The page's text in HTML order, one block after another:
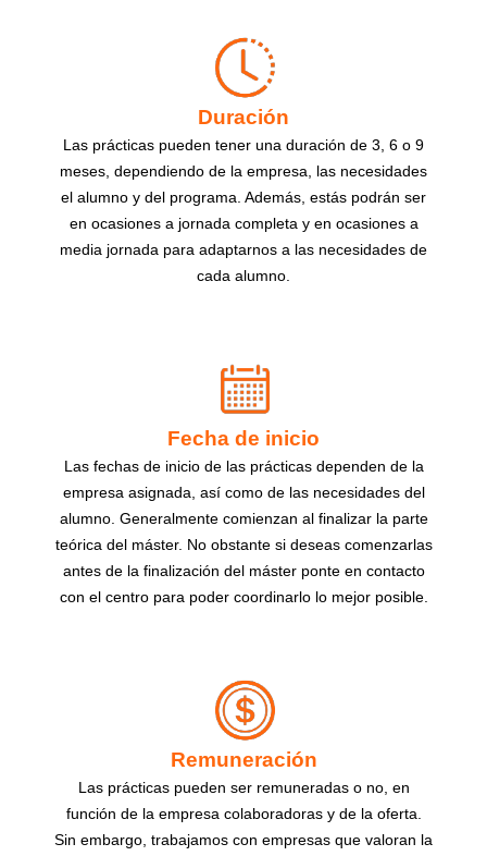
Duración
Las prácticas pueden tener una duración de 3, 6 o 9
meses, dependiendo de la empresa, las necesidades
el alumno y del programa. Además, estás podrán ser
en ocasiones a jornada completa y en ocasiones a
media jornada para adaptarnos a las necesidades de
cada alumno.
Fecha de inicio
Las fechas de inicio de las prácticas dependen de la
empresa asignada, así como de las necesidades del
alumno. Generalmente comienzan al finalizar la parte
teórica del máster. No obstante si deseas comenzarlas
antes de la finalización del máster ponte en contacto
con el centro para poder coordinarlo lo mejor posible.
Remuneración
Las prácticas pueden ser remuneradas o no, en
función de la empresa colaboradoras y de la oferta.
Sin embargo, trabajamos con empresas que valoran la